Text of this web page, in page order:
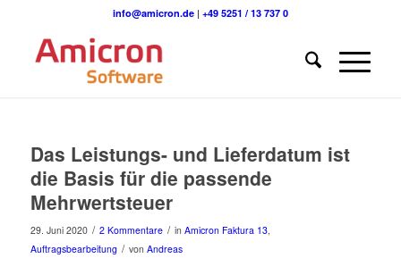
info@amicron.de| +49 5251 / 13 737 0
Das Leistungs- und Lieferdatum ist
die Basis für die passende
Mehrwertsteuer
29. Juni 2020 / 2 Kommentare / in Amicron Faktura 13,
Auftragsbearbeitung / von Andreas